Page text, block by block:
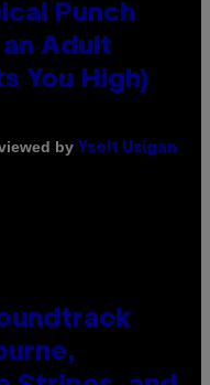
Punch
Adult
You High)
by Ysolt Usigan